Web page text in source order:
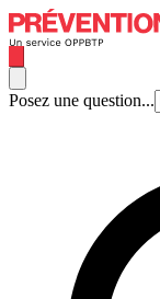
Posez une question...